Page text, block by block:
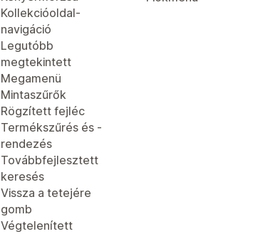
Kollekcióoldal-
navigáció
Legutóbb
megtekintett
Megamenü
Mintaszűrők
Rögzített fejléc
Termékszűrés és -
rendezés
Továbbfejlesztett
keresés
Vissza a tetejére
gomb
Végtelenített